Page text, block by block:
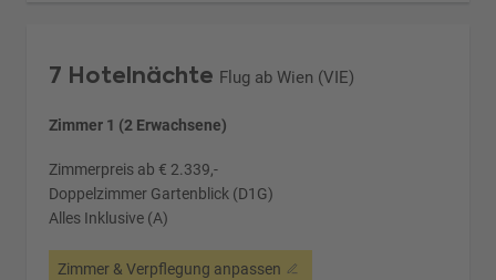
7 Hotelnächte Flug ab Wien (VIE)
Zimmer 1 (2 Erwachsene)
Zimmerpreis ab € 2.339,-
Doppelzimmer Gartenblick (D1G)
Alles Inklusive (A)
Zimmer & Verpflegung anpassen